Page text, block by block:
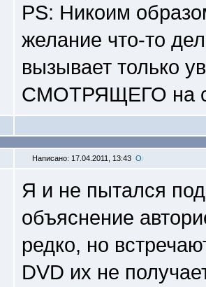
PS: Никоим
желание что-то
вызывает только
СМОТРЯЩЕГО на
Написано: 17.04.2011, 13:43
Я и не пытался
объяснение
редко, но
DVD их не